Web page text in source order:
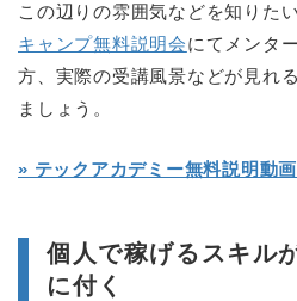
この辺りの雰囲気などを知りた
キャンプ無料説明会にてメンタ
方、実際の受講風景などが見れ
ましょう。
» テックアカデミー無料説明動画
個人で稼げるスキル
に付く